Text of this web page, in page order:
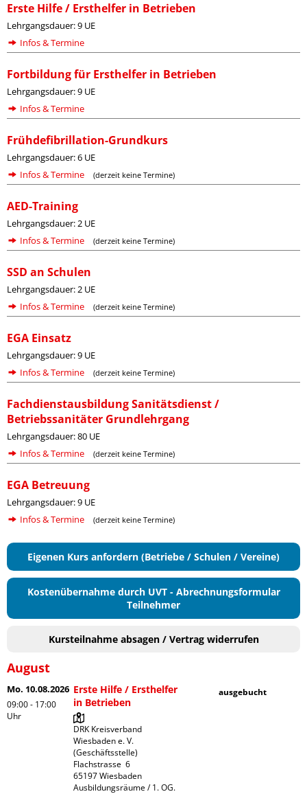
Erste Hilfe / Ersthelfer in Betrieben
Lehrgangsdauer: 9 UE
Infos & Termine
Fortbildung für Ersthelfer in Betrieben
Lehrgangsdauer: 9 UE
Infos & Termine
Frühdefibrillation-Grundkurs
Lehrgangsdauer: 6 UE
Infos & Termine
(derzeit keine Termine)
AED-Training
Lehrgangsdauer: 2 UE
Infos & Termine
(derzeit keine Termine)
SSD an Schulen
Lehrgangsdauer: 2 UE
Infos & Termine
(derzeit keine Termine)
EGA Einsatz
Lehrgangsdauer: 9 UE
Infos & Termine
(derzeit keine Termine)
Fachdienstausbildung Sanitätsdienst /
Betriebssanitäter Grundlehrgang
Lehrgangsdauer: 80 UE
Infos & Termine
(derzeit keine Termine)
EGA Betreuung
Lehrgangsdauer: 9 UE
Infos & Termine
(derzeit keine Termine)
Eigenen Kurs anfordern (Betriebe / Schulen / Vereine)
Kostenübernahme durch UVT - Abrechnungsformular
Teilnehmer
Kursteilnahme absagen / Vertrag widerrufen
August
Mo. 10.08.2026
09:00 - 17:00
Uhr
Erste Hilfe / Ersthelfer
in Betrieben
DRK Kreisverband
Wiesbaden e. V.
(Geschäftsstelle)
Flachstrasse  6
65197 Wiesbaden
Ausbildungsräume / 1. OG.
ausgebucht